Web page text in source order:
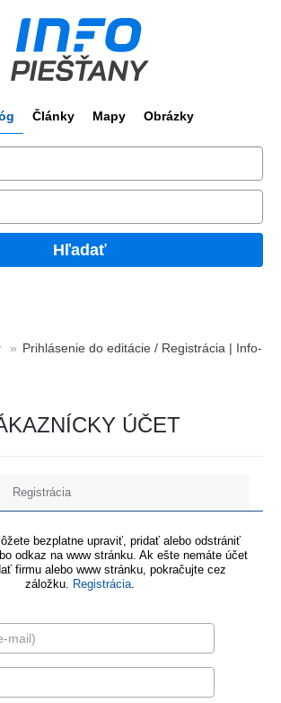
Články Mapy Obrázky
Hľadať
Prihlásenie do editácie / Registrácia | Info-
ÚČET
Registrácia
bezplatne upraviť, pridať alebo odstrániť
odkaz na www stránku. Ak ešte nemáte účet
firmu alebo www stránku, pokračujte cez
záložku. Registrácia.